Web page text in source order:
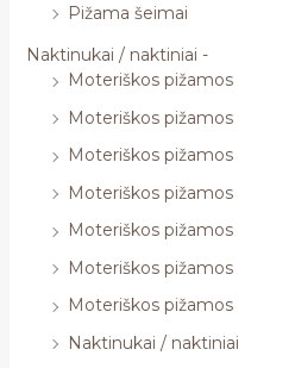
Pižama šeimai
Naktinukai / naktiniai -
Moteriškos pižamos
Moteriškos pižamos
Moteriškos pižamos
Moteriškos pižamos
Moteriškos pižamos
Moteriškos pižamos
Moteriškos pižamos
Naktinukai / naktiniai